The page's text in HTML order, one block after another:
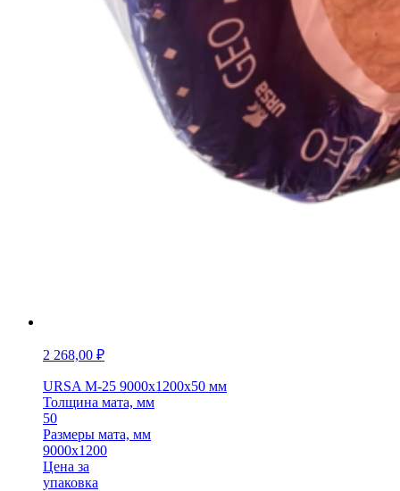
2 268,00 ₽
URSA M-25 9000х1200х50 мм
Толщина мата, мм
50
Размеры мата, мм
9000х1200
Цена за
упаковка